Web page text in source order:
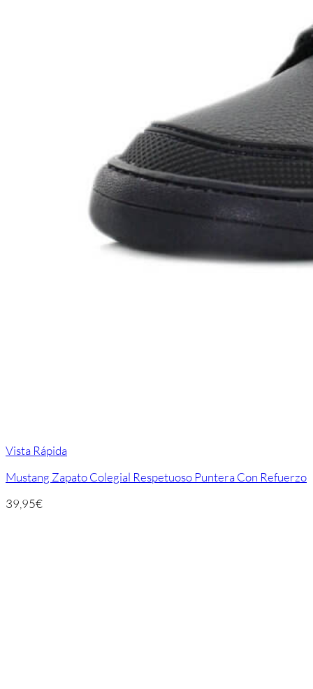
Vista Rápida
Mustang Zapato Colegial Respetuoso Puntera Con Refuerzo
39,95€